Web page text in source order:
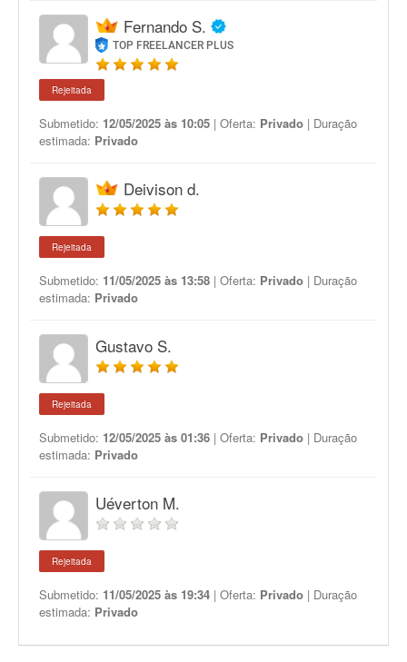
Fernando S.
TOP FREELANCER PLUS
Rejeitada
Submetido: 12/05/2025 às 10:05 | Oferta: Privado | Duração
estimada: Privado
Deivison d.
Rejeitada
Submetido: 11/05/2025 às 13:58 | Oferta: Privado | Duração
estimada: Privado
Gustavo S.
Rejeitada
Submetido: 12/05/2025 às 01:36 | Oferta: Privado | Duração
estimada: Privado
Uéverton M.
Rejeitada
Submetido: 11/05/2025 às 19:34 | Oferta: Privado | Duração
estimada: Privado